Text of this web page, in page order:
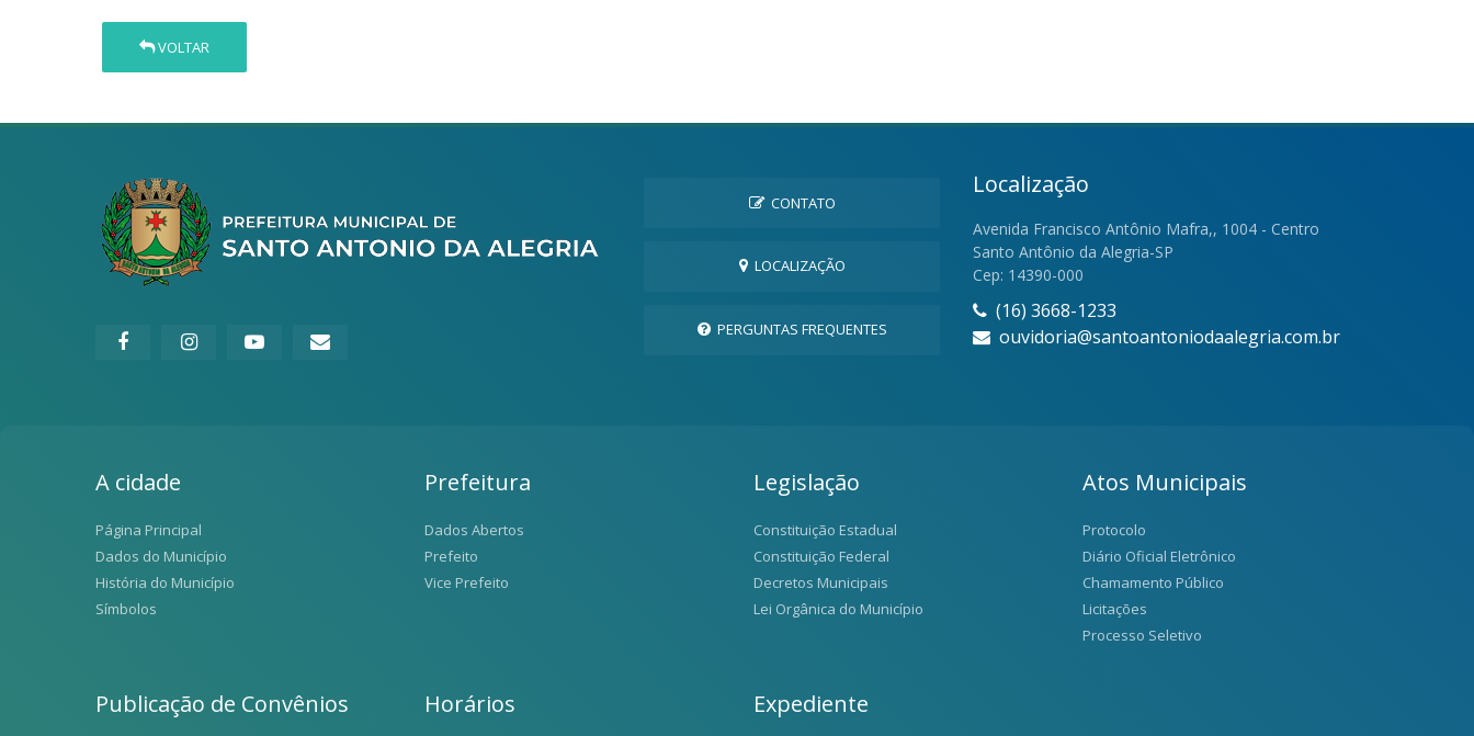
VOLTAR
CONTATO
LOCALIZAÇÃO
PERGUNTAS FREQUENTES
Localização
Avenida Francisco Antônio Mafra,, 1004 - Centro
Santo Antônio da Alegria-SP
Cep: 14390-000
(16) 3668-1233
ouvidoria@santoantoniodaalegria.com.br
A cidade
Página Principal
Dados do Município
História do Município
Símbolos
Prefeitura
Dados Abertos
Prefeito
Vice Prefeito
Legislação
Constituição Estadual
Constituição Federal
Decretos Municipais
Lei Orgânica do Município
Atos Municipais
Protocolo
Diário Oficial Eletrônico
Chamamento Público
Licitações
Processo Seletivo
Publicação de Convênios Horários Expediente